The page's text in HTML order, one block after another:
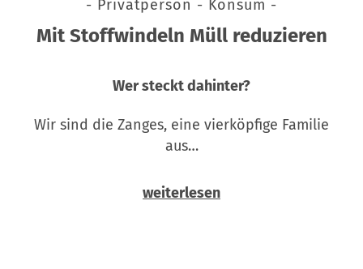
- Privatperson - Konsum -
Mit Stoffwindeln Müll reduzieren
Wer steckt dahinter?
Wir sind die Zanges, eine vierköpfige Familie
aus…
weiterlesen